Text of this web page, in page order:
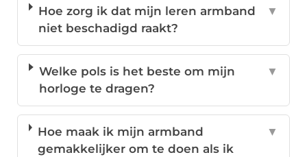
Hoe zorg ik dat mijn leren armband
niet beschadigd raakt?
▼
Welke pols is het beste om mijn
horloge te dragen?
▼
Hoe maak ik mijn armband
gemakkelijker om te doen als ik
▼